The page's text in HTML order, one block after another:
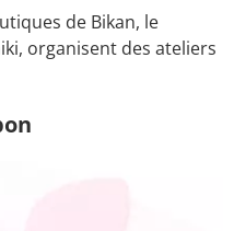
de Bikan, le
organisent des ateliers